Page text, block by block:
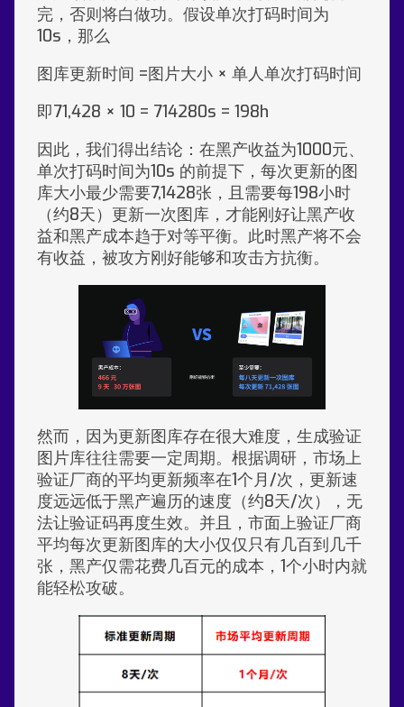
完，否则将白做功。假设单次打码时间为
10s，那么
图库更新时间 =图片大小 × 单人单次打码时间
即71,428 × 10 = 714280s = 198h
因此，我们得出结论：在黑产收益为1000元、
单次打码时间为10s 的前提下，每次更新的图
库大小最少需要7,1428张，且需要每198小时
（约8天）更新一次图库，才能刚好让黑产收
益和黑产成本趋于对等平衡。此时黑产将不会
有收益，被攻方刚好能够和攻击方抗衡。
然而，因为更新图库存在很大难度，生成验证
图片库往往需要一定周期。根据调研，市场上
验证厂商的平均更新频率在1个月/次，更新速
度远远低于黑产遍历的速度（约8天/次），无
法让验证码再度生效。并且，市面上验证厂商
平均每次更新图库的大小仅仅只有几百到几千
张，黑产仅需花费几百元的成本，1个小时内就
能轻松攻破。